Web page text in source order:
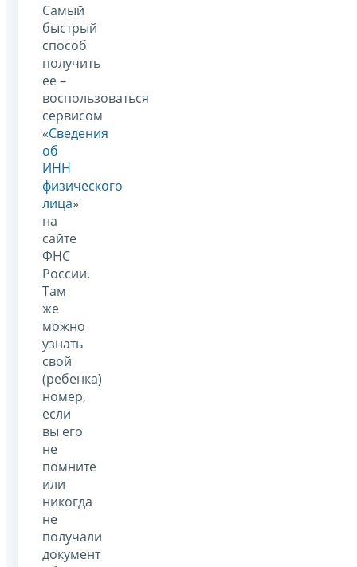
Самый
быстрый
способ
получить
ее –
воспользоваться
сервисом
«Сведения
об
ИНН
физического
лица»
на
сайте
ФНС
России.
Там
же
можно
узнать
свой
(ребенка)
номер,
если
вы его
не
помните
или
никогда
не
получали
документ